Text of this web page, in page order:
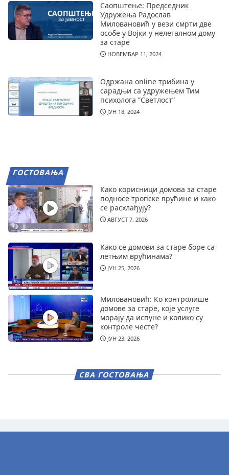
Саопштење: Председник
Удружења Радослав
Миловановић у вези смрти две
особе у Војки у нелегалном дому
за старе
НОВЕМБАР 11, 2024
Одржана online трибина у
сарадњи са удружењем Тим
психолога ”Светлост”
ЈУН 18, 2024
ГОСТОВАЊА
Како корисници домова за старе
подносе тропске врућине и како
се расхлађују?
АВГУСТ 7, 2026
Како се домови за старе боре са
летњим врућинама?
ЈУН 25, 2026
Миловановић: Ко контролише
домове за старе, које услуге
морају да испуне и колико су
контроле честе?
ЈУН 23, 2026
СВА ГОСТОВАЊА